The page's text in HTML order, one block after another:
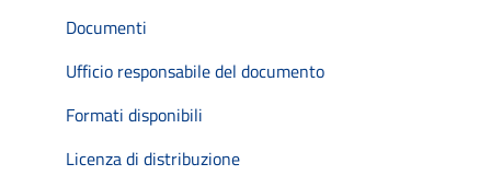
Documenti
Ufficio responsabile del documento
Formati disponibili
Licenza di distribuzione